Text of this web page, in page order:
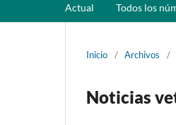
Actual Todos los
Inicio / Archivos /
Noticias